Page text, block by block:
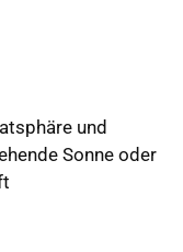
und
Sonne oder